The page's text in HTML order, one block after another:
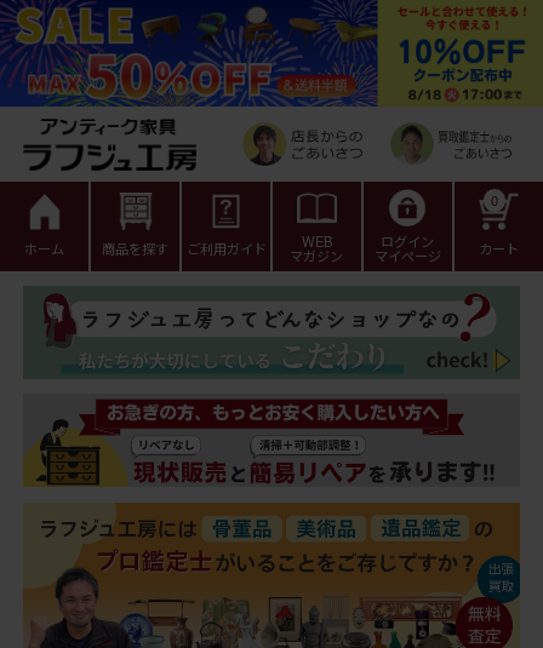
ホーム 商品を探す ご利用ガイド WEB
マガジン
ログイン
マイページ カート
0